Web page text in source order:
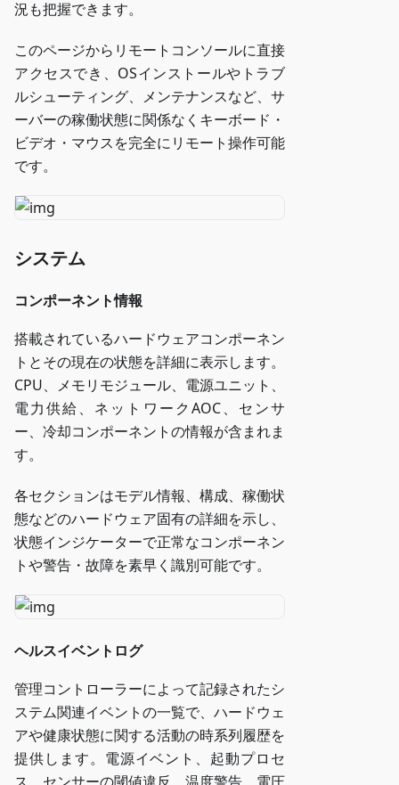
況も把握できます。
このページからリモートコンソールに直接
アクセスでき、OSインストールやトラブ
ルシューティング、メンテナンスなど、サ
ーバーの稼働状態に関係なくキーボード・
ビデオ・マウスを完全にリモート操作可能
です。
システム
コンポーネント情報
搭載されているハードウェアコンポーネン
トとその現在の状態を詳細に表示します。
CPU、メモリモジュール、電源ユニット、
電力供給、ネットワークAOC、センサ
ー、冷却コンポーネントの情報が含まれま
す。
各セクションはモデル情報、構成、稼働状
態などのハードウェア固有の詳細を示し、
状態インジケーターで正常なコンポーネン
トや警告・故障を素早く識別可能です。
ヘルスイベントログ
管理コントローラーによって記録されたシ
ステム関連イベントの一覧で、ハードウェ
アや健康状態に関する活動の時系列履歴を
提供します。電源イベント、起動プロセ